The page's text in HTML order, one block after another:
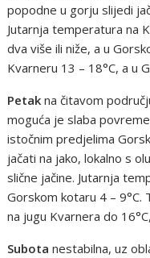
popodne u gorju slijedi
Jutarnja temperatura na
dva više ili niže, a u
Kvarneru 13 – 18°C, a u
Petak na čitavom
moguća je slaba
istočnim predjelima
jačati na jako, lokalno s
slične jačine. Jutarnja
Gorskom kotaru 4 – 9°C.
na jugu Kvarnera do
Subota nestabilna, uz